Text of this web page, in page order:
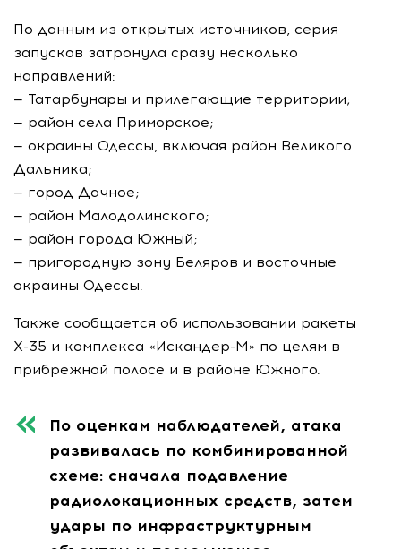
По данным из открытых источников, серия
запусков затронула сразу несколько
направлений:
— Татарбунары и прилегающие территории;
— район села Приморское;
— окраины Одессы, включая район Великого
Дальника;
— город Дачное;
— район Малодолинского;
— район города Южный;
— пригородную зону Беляров и восточные
окраины Одессы.
Также сообщается об использовании ракеты
Х-35 и комплекса «Искандер-М» по целям в
прибрежной полосе и в районе Южного.
По оценкам наблюдателей, атака
развивалась по комбинированной
схеме: сначала подавление
радиолокационных средств, затем
удары по инфраструктурным